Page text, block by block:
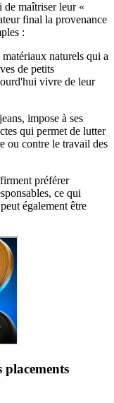
de maîtriser leur «
final la provenance
:
naturels qui a
de petits
vivre de leur
impose à ses
qui permet de lutter
ou contre le travail des
préférer
ce qui
également être